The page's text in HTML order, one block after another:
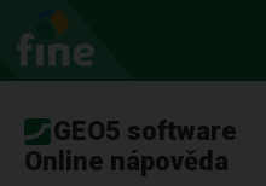
GEO5 software
Online nápověda